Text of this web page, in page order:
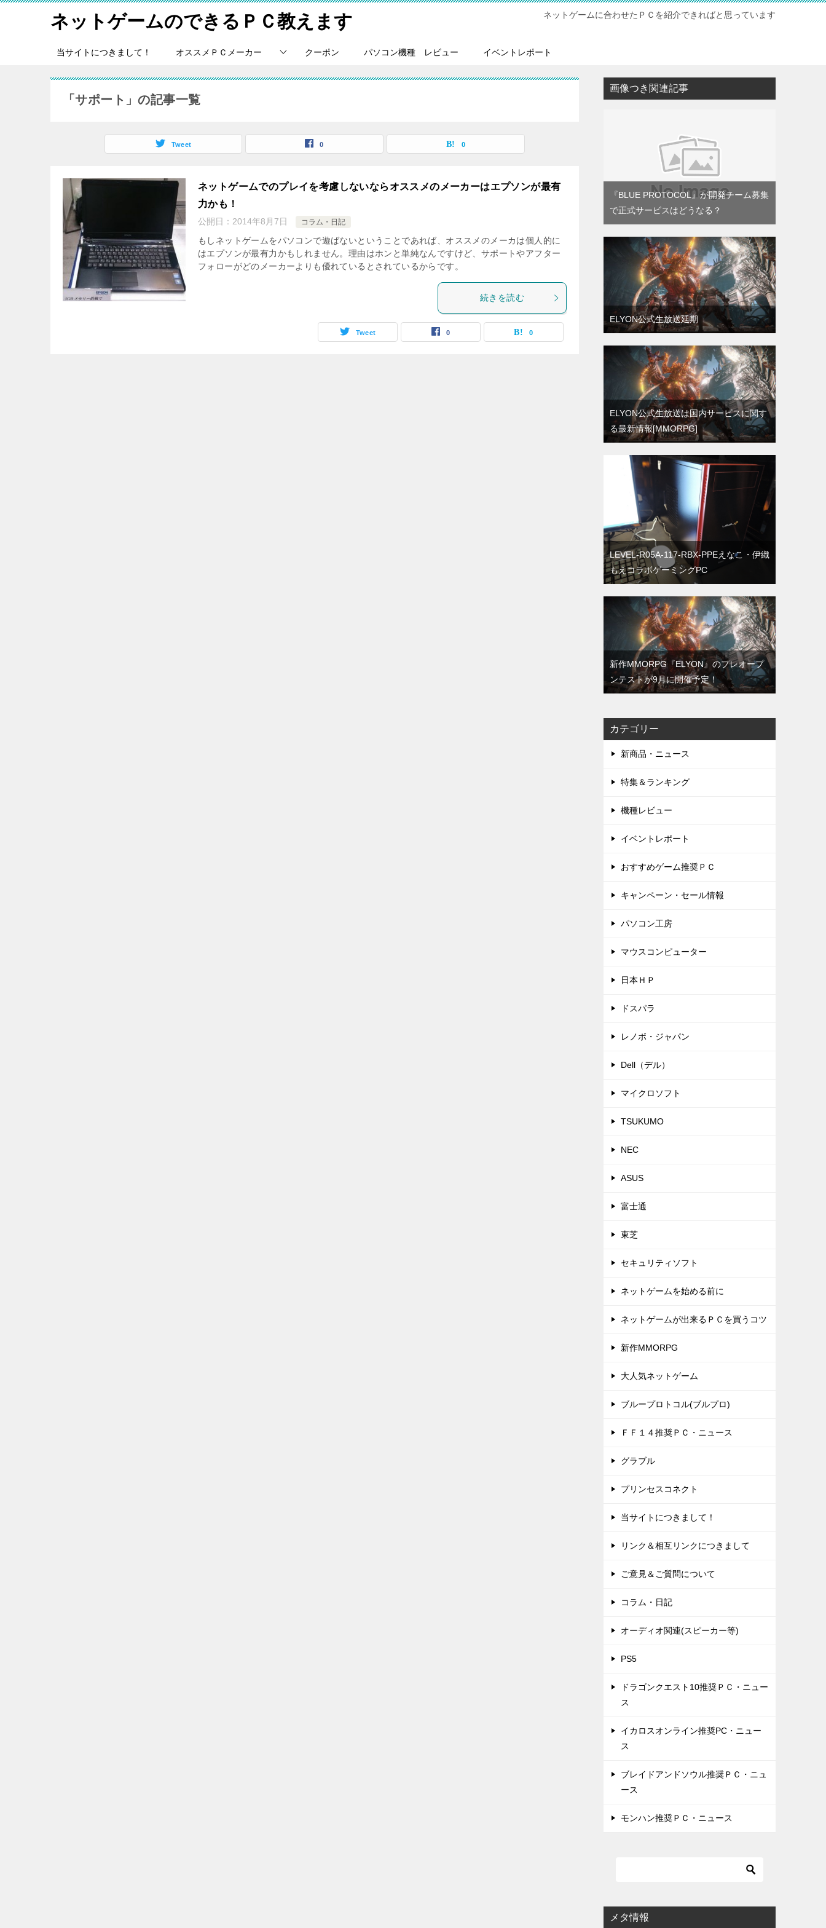
ネットゲームのできるＰＣ教えます ネットゲームに合わせたＰＣを紹介できればと思っています
当サイトにつきまして！ オススメＰＣメーカー クーポン パソコン機種 レビュー イベントレポート
「サポート」の記事一覧
Tweet 0 0
ネットゲームでのプレイを考慮しないならオススメのメーカーはエプソンが最有
力かも！
公開日： 2014年8月7日 コラム・日記
もしネットゲームをパソコンで遊ばないということであれば、オススメのメーカは個人的に
はエプソンが最有力かもしれません。理由はホンと単純なんですけど、サポートやアフター
フォローがどのメーカーよりも優れているとされているからです。
続きを読む
Tweet 0 0
画像つき関連記事
『BLUE PROTOCOL』が開発チーム募集
で正式サービスはどうなる？
ELYON公式生放送延期
ELYON公式生放送は国内サービスに関す
る最新情報[MMORPG]
LEVEL-R05A-117-RBX-PPEえなこ・伊織
もえコラボゲーミングPC
新作MMORPG『ELYON』のプレオープ
ンテストが9月に開催予定！
カテゴリー
新商品・ニュース
特集＆ランキング
機種レビュー
イベントレポート
おすすめゲーム推奨ＰＣ
キャンペーン・セール情報
パソコン工房
マウスコンピューター
日本ＨＰ
ドスパラ
レノボ・ジャパン
Dell（デル）
マイクロソフト
TSUKUMO
NEC
ASUS
富士通
東芝
セキュリティソフト
ネットゲームを始める前に
ネットゲームが出来るＰＣを買うコツ
新作MMORPG
大人気ネットゲーム
ブループロトコル(ブルプロ)
ＦＦ１４推奨ＰＣ・ニュース
グラブル
プリンセスコネクト
当サイトにつきまして！
リンク＆相互リンクにつきまして
ご意見＆ご質問について
コラム・日記
オーディオ関連(スピーカー等)
PS5
ドラゴンクエスト10推奨ＰＣ・ニュー
ス
イカロスオンライン推奨PC・ニュー
ス
ブレイドアンドソウル推奨ＰＣ・ニュ
ース
モンハン推奨ＰＣ・ニュース
メタ情報